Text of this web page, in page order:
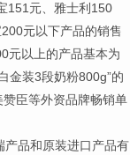
151元、雅士利150
元以下产品的销售
元以上的产品基本为
金装3段奶粉800g”的
臣等外资品牌畅销单
品和原装进口产品有